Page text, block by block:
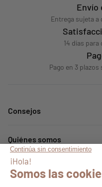
Envío
Entrega sujeta
14 días
Pago en 3
Consejos
Quiénes somos
Servicios